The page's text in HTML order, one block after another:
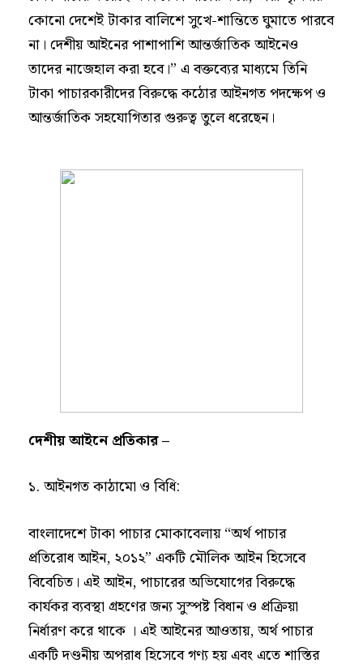
কোনো দেশেই টাকার বালিশে সুখে-শান্তিতে ঘুমাতে পারবে
না। দেশীয় আইনের পাশাপাশি আন্তর্জাতিক আইনেও
তাদের নাজেহাল করা হবে।” এ বক্তব্যের মাধ্যমে তিনি
টাকা পাচারকারীদের বিরুদ্ধে কঠোর আইনগত পদক্ষেপ ও
আন্তর্জাতিক সহযোগিতার গুরুত্ব তুলে ধরেছেন।
দেশীয়আইনে প্রতিকার–
১. আইনগত কাঠামো ও বিধি:
বাংলাদেশে টাকা পাচার মোকাবেলায় “অর্থ পাচার
প্রতিরোধ আইন, ২০১২” একটি মৌলিক আইন হিসেবে
বিবেচিত। এই আইন, পাচারের অভিযোগের বিরুদ্ধে
কার্যকর ব্যবস্থা গ্রহণের জন্য সুস্পষ্ট বিধান ও প্রক্রিয়া
নির্ধারণ করে থাকে । এই আইনের আওতায়, অর্থ পাচার
একটি দণ্ডনীয় অপরাধ হিসেবে গণ্য হয় এবং এতে শাস্তির